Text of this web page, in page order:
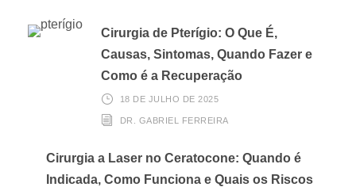
Cirurgia de Pterígio: O Que É,
Causas, Sintomas, Quando Fazer e
Como é a Recuperação
18 DE JULHO DE 2025
DR. GABRIEL FERREIRA
Cirurgia a Laser no Ceratocone: Quando é
Indicada, Como Funciona e Quais os Riscos